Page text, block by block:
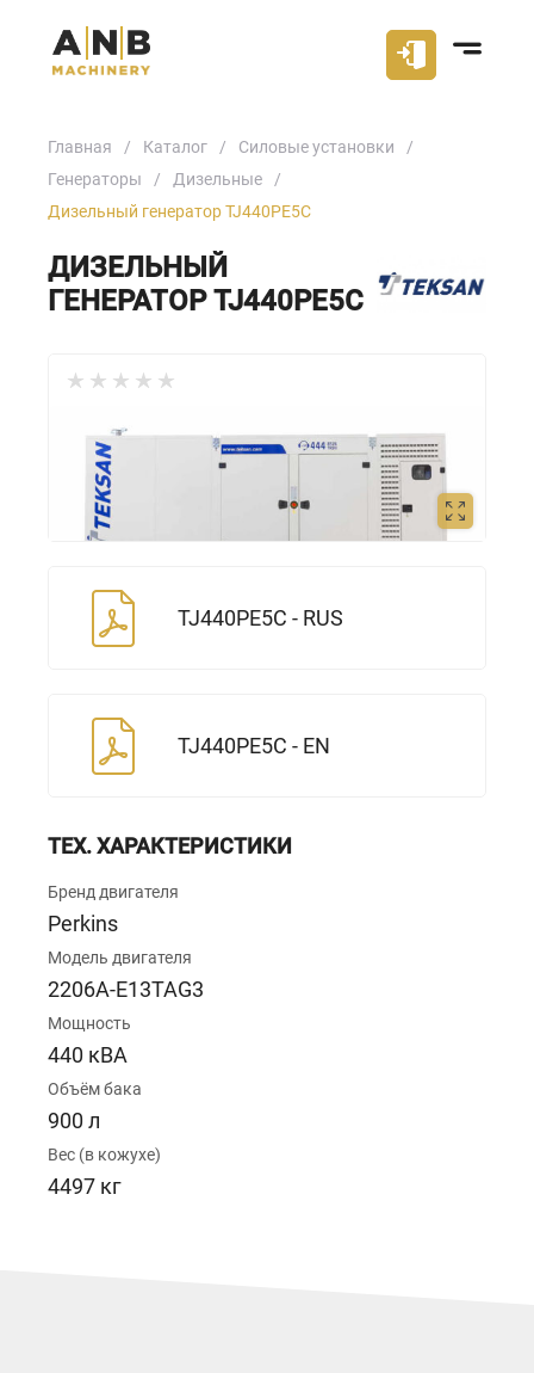
Главная Каталог
Силовые установки
Генераторы
Дизельные
Дизельный генератор TJ440PE5C
ДИЗЕЛЬНЫЙ
ГЕНЕРАТОР TJ440PE5C
TJ440PE5C - RUS
TJ440PE5C - EN
ТЕХ. ХАРАКТЕРИСТИКИ
Бренд двигателя
Perkins
Модель двигателя
2206A-E13TAG3
Мощность
440 кВА
Объём бака
900 л
Вес (в кожухе)
4497 кг